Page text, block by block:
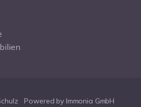
Powered by Immonia GmbH